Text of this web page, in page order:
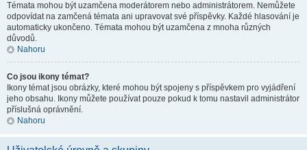
Témata mohou být uzamčena moderátorem nebo administrátorem. Nemůžete
odpovídat na zamčená témata ani upravovat své příspěvky. Každé hlasování je
automaticky ukončeno. Témata mohou být uzamčena z mnoha různých
důvodů.
Nahoru
Co jsou ikony témat?
Ikony témat jsou obrázky, které mohou být spojeny s příspěvkem pro vyjádření
jeho obsahu. Ikony můžete používat pouze pokud k tomu nastavil administrátor
příslušná oprávnění.
Nahoru